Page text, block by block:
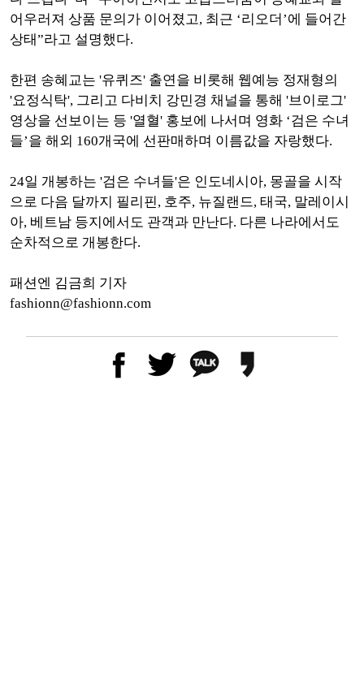
어우러져 상품 문의가 이어졌고, 최근 ‘리오더’에 들어간
상태”라고 설명했다.
한편 송혜교는 '유퀴즈' 출연을 비롯해 웹예능 정재형의
'요정식탁', 그리고 다비치 강민경 채널을 통해 '브이로그'
영상을 선보이는 등 '열혈' 홍보에 나서며 영화 ‘검은 수녀
들’을 해외 160개국에 선판매하며 이름값을 자랑했다.
24일 개봉하는 '검은 수녀들'은 인도네시아, 몽골을 시작
으로 다음 달까지 필리핀, 호주, 뉴질랜드, 태국, 말레이시
아, 베트남 등지에서도 관객과 만난다. 다른 나라에서도
순차적으로 개봉한다.
패션엔 김금희 기자
fashionn@fashionn.com